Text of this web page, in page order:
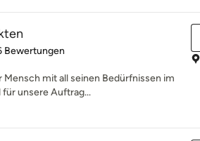
5 von 5 Sternen
Bewertungen
mit all seinen Bedürfnissen im
unsere Auftrag...